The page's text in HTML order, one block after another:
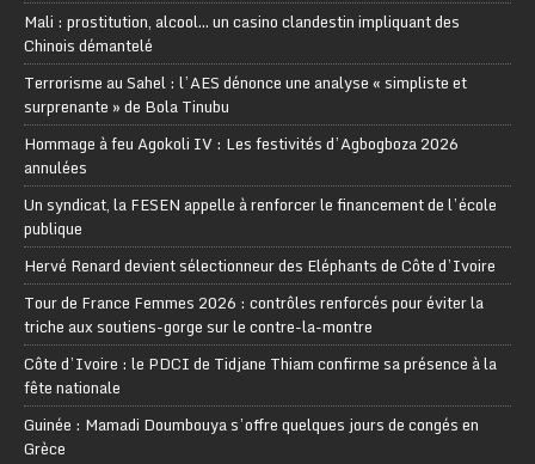
Mali : prostitution, alcool… un casino clandestin impliquant des
Chinois démantelé
Terrorisme au Sahel : l’AES dénonce une analyse « simpliste et
surprenante » de Bola Tinubu
Hommage à feu Agokoli IV : Les festivités d’Agbogboza 2026
annulées
Un syndicat, la FESEN appelle à renforcer le financement de l’école
publique
Hervé Renard devient sélectionneur des Eléphants de Côte d’Ivoire
Tour de France Femmes 2026 : contrôles renforcés pour éviter la
triche aux soutiens-gorge sur le contre-la-montre
Côte d’Ivoire : le PDCI de Tidjane Thiam confirme sa présence à la
fête nationale
Guinée : Mamadi Doumbouya s’offre quelques jours de congés en
Grèce